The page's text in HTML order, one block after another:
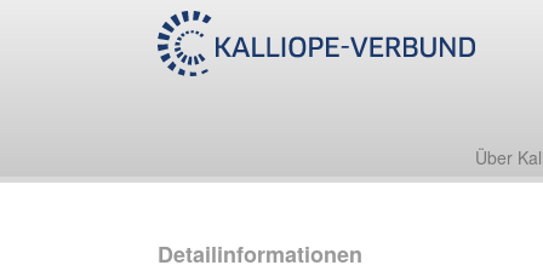
Über
Detailinformationen